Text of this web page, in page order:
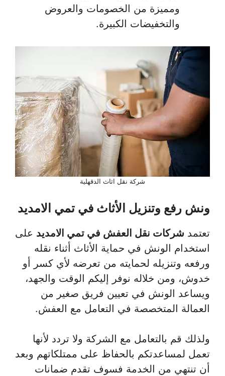
ومميزة من الخصومات والعروض
والتخفيضات الكبيرة.
شركة نقل اثاث الدقهلية
ونش رفع وتنزيل الأثاث في تمي الامديد
تعتمد شركات نقل العفش في تمي الامديد على
استخدام الونش في حماية الأثاث أثناء نقله
ورفعه وتنزيله لحمايته من تعرضه لأي كسر أو
خدوش، ومن خلاله نوفر إليكم الوقت والجهد،
ويساعد الونش في تعيين فريق صغير من
العمالة المتخصصة في التعامل مع العفش.
ولذلك قم بالتعامل مع الشركة ولا تردد لأنها
تعمل لمساعدتكم بالحفاظ على ممتلكاتهم وبعد
أن تنتهي من الخدمة فسوف تقدم ضمانات